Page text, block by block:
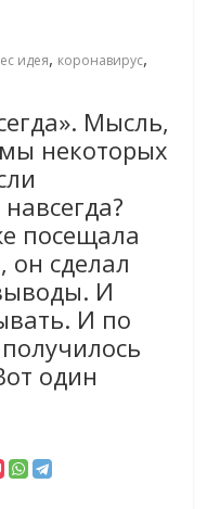
идея, коронавирус,
Мысль,
некоторых
посещала
он сделал
И
И по
один